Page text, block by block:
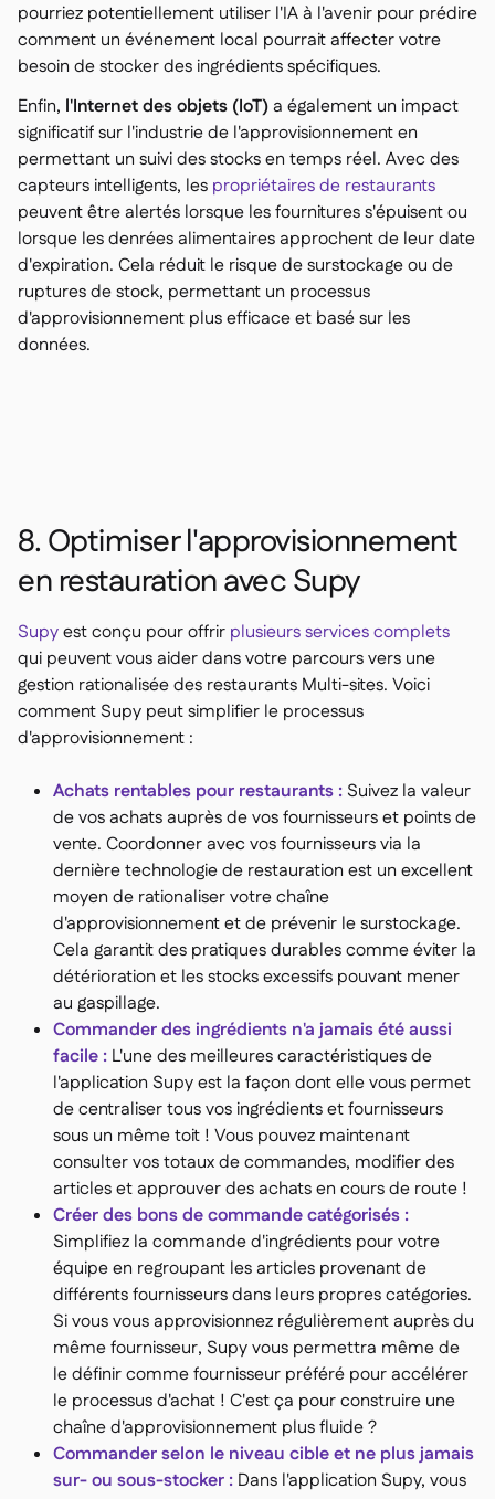
pourriez potentiellement utiliser l'IA à l'avenir pour prédire
comment un événement local pourrait affecter votre
besoin de stocker des ingrédients spécifiques.
Enfin, l'Internet des objets (IoT)a également un impact
significatif sur l'industrie de l'approvisionnement en
permettant un suivi des stocks en temps réel. Avec des
capteurs intelligents, les propriétaires de restaurants
peuvent être alertés lorsque les fournitures s'épuisent ou
lorsque les denrées alimentaires approchent de leur date
d'expiration. Cela réduit le risque de surstockage ou de
ruptures de stock, permettant un processus
d'approvisionnement plus efficace et basé sur les
données.
8. Optimiser l'approvisionnement
en restauration avec Supy
Supyest conçu pour offrir plusieurs services complets
qui peuvent vous aider dans votre parcours vers une
gestion rationalisée des restaurants Multi-sites. Voici
comment Supy peut simplifier le processus
d'approvisionnement :
Achats rentables pour restaurants : Suivez la valeur
de vos achats auprès de vos fournisseurs et points de
vente. Coordonner avec vos fournisseurs via la
dernière technologie de restauration est un excellent
moyen de rationaliser votre chaîne
d'approvisionnement et de prévenir le surstockage.
Cela garantit des pratiques durables comme éviter la
détérioration et les stocks excessifs pouvant mener
au gaspillage.
Commander des ingrédients n'a jamais été aussi
facile : L'une des meilleures caractéristiques de
l'application Supy est la façon dont elle vous permet
de centraliser tous vos ingrédients et fournisseurs
sous un même toit ! Vous pouvez maintenant
consulter vos totaux de commandes, modifier des
articles et approuver des achats en cours de route !
Créer des bons de commande catégorisés :
Simplifiez la commande d'ingrédients pour votre
équipe en regroupant les articles provenant de
différents fournisseurs dans leurs propres catégories.
Si vous vous approvisionnez régulièrement auprès du
même fournisseur, Supy vous permettra même de
le définir comme fournisseur préféré pour accélérer
le processus d'achat ! C'est ça pour construire une
chaîne d'approvisionnement plus fluide ?
Commander selon le niveau cible et ne plus jamais
sur- ou sous-stocker : Dans l'application Supy, vous